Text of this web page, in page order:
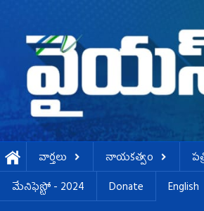
వార్తలు నాయకత్వం
మేనిఫెస్టో - 2024
Donate English